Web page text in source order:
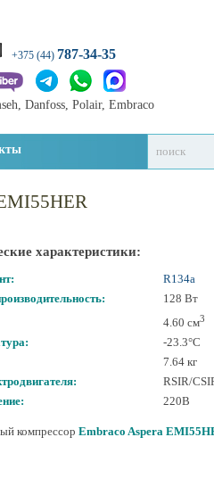
+375 (44) 787-34-35
Danfoss, Polair, Embraco
характеристики:
R134a
128 Вт
4.60 см3
-23.3°С
7.64 кг
RSIR/
220В
компрессор Embraco Aspera